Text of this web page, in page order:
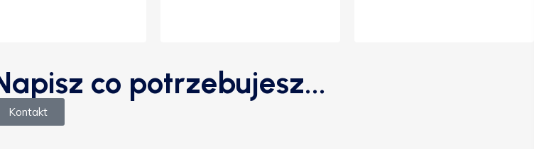
co potrzebujesz...
Kontakt